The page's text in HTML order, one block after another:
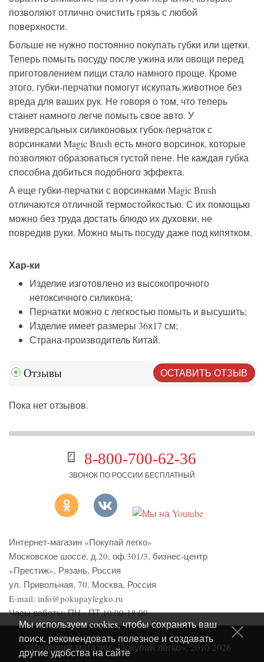
позволяют отлично очистить грязь с любой
поверхности.
Больше не нужно постоянно покупать губки или щетки.
Теперь помыть посуду после ужина или овощи перед
приготовлением пищи стало намного проще. Кроме
этого, губки-перчатки помогут искупать животное без
вреда для ваших рук. Не говоря о том, что теперь
станет намного легче помыть свое авто. У
универсальных силиконовых губок-перчаток с
ворсинками Magic Brush есть много ворсинок, которые
позволяют образоваться густой пене. Не каждая губка
способна добиться подобного эффекта.
А еще губки-перчатки с ворсинками Magic Brush
отличаются отличной термостойкостью. С их помощью
можно без труда достать блюдо их духовки, не
повредив руки. Можно мыть посуду даже под кипятком.
Хар-ки
Изделие изготовлено из высокопрочного
нетоксичного силикона;
Перчатки можно с легкостью помыть и высушить;
Изделие имеет размеры 36х17 см;
Страна-производитель Китай.
Отзывы ОСТАВИТЬ ОТЗЫВ
Пока нет отзывов.
8-800-700-62-36
ЗВОНОК ПО РОССИИ БЕСПЛАТНЫЙ
Интернет-магазин «Покупай легко»
Московское шоссе, д.20, оф.301/3, бизнес-центр
«Престиж», Рязань, Россия
ул. Привольная, 70, Москва, Россия
E-mail: info@pokupaylegko.ru
Часы работы:ПН - ПТ 10:00-18:00
©Интернет-магазин «Покупай легко», 2010-2026
Мы используем cookies, чтобы сохранять ваш
поиск, рекомендовать полезное и создавать
другие удобства на сайте